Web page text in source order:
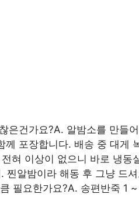
은건가요?A. 알밤소를 만들
께 포장합니다. 배송 중 대게
혀 이상이 없으니 바로 냉동
찐알밤이라 해동 후 그냥 드
필요한가요?A. 송편반죽 1